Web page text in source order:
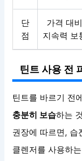
단
점
가격 대비
지속력 보
틴트 사용 전
틴트를 바르기 전
충분히 보습하는
권장에 따르면, 습
클렌저를 사용하